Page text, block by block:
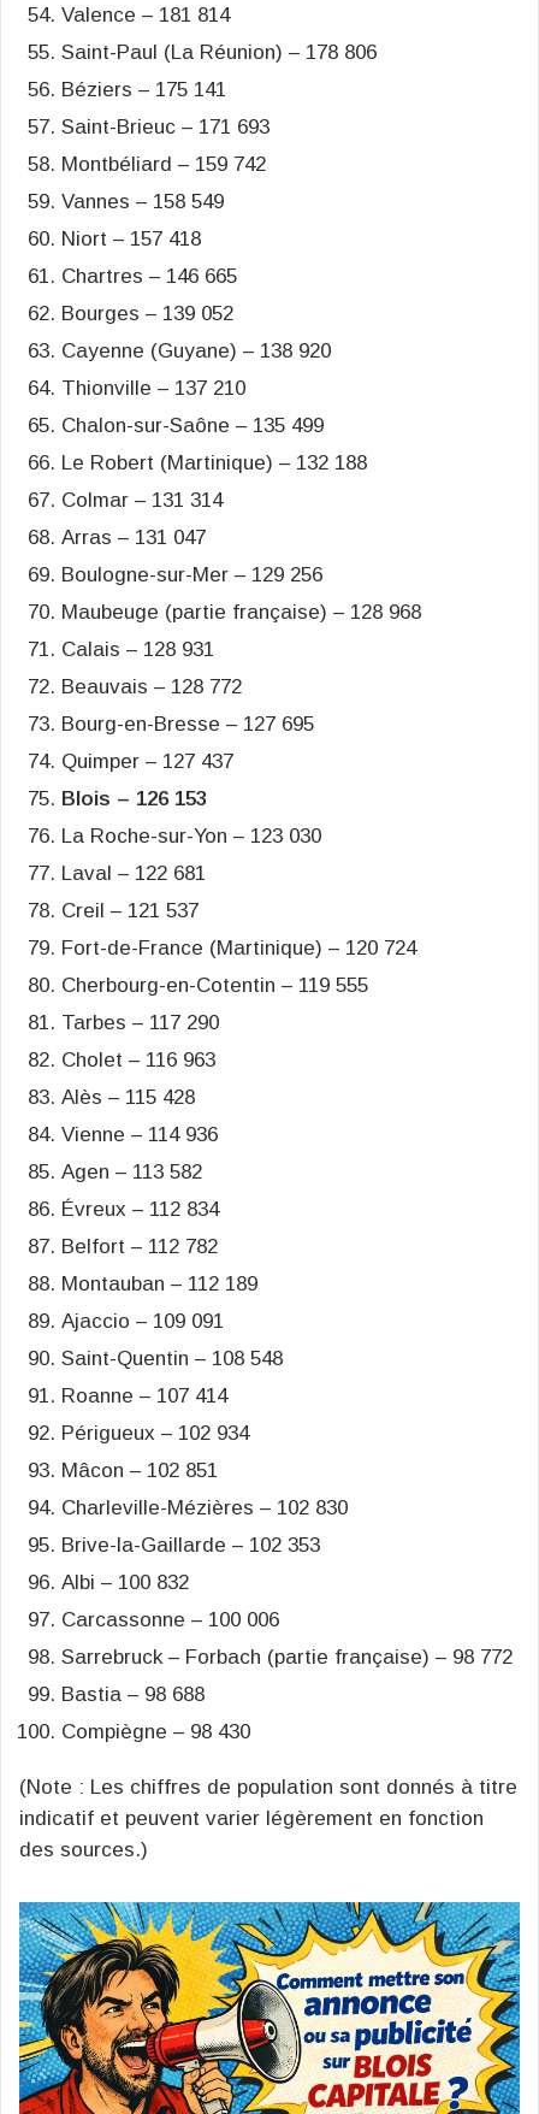
Valence – 181 814
Saint-Paul (La Réunion) – 178 806
Béziers – 175 141
Saint-Brieuc – 171 693
Montbéliard – 159 742
Vannes – 158 549
Niort – 157 418
Chartres – 146 665
Bourges – 139 052
Cayenne (Guyane) – 138 920
Thionville – 137 210
Chalon-sur-Saône – 135 499
Le Robert (Martinique) – 132 188
Colmar – 131 314
Arras – 131 047
Boulogne-sur-Mer – 129 256
Maubeuge (partie française) – 128 968
Calais – 128 931
Beauvais – 128 772
Bourg-en-Bresse – 127 695
Quimper – 127 437
Blois – 126 153
La Roche-sur-Yon – 123 030
Laval – 122 681
Creil – 121 537
Fort-de-France (Martinique) – 120 724
Cherbourg-en-Cotentin – 119 555
Tarbes – 117 290
Cholet – 116 963
Alès – 115 428
Vienne – 114 936
Agen – 113 582
Évreux – 112 834
Belfort – 112 782
Montauban – 112 189
Ajaccio – 109 091
Saint-Quentin – 108 548
Roanne – 107 414
Périgueux – 102 934
Mâcon – 102 851
Charleville-Mézières – 102 830
Brive-la-Gaillarde – 102 353
Albi – 100 832
Carcassonne – 100 006
Sarrebruck – Forbach (partie française) – 98 772
Bastia – 98 688
Compiègne – 98 430
(Note : Les chiffres de population sont donnés à titre
indicatif et peuvent varier légèrement en fonction
des sources.)